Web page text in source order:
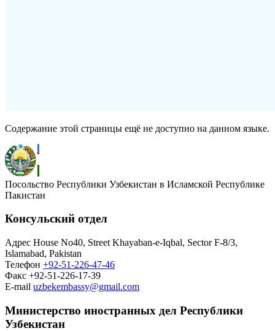
Содержание этой страницы ещё не доступно на данном языке.
Посольство Республики Узбекистан в Исламской Республике
Пакистан
Консульский отдел
Адрес House No40, Street Khayaban-e-Iqbal, Sector F-8/3,
Islamabad, Pakistan
Телефон +92-51-226-47-46
Факс +92-51-226-17-39
E-mail uzbekembassy@gmail.com
Министерство иностранных дел Республики
Узбекистан